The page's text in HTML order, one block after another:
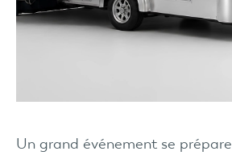
Un grand événement se prépare